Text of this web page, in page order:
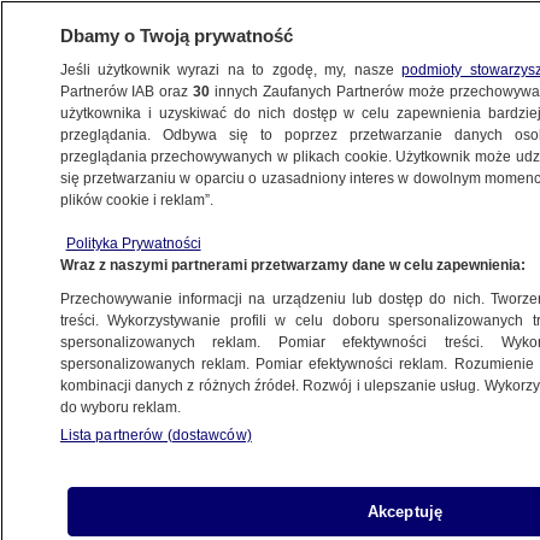
POLSKA
"Pomożemy wam odwołać tego człowieka"
10.11.2022, 18:26
Udostępnij
Dbamy o Twoją prywatność
Jeśli użytkownik wyrazi na to zgodę, my, naszepodmioty
Partnerów IAB oraz30 innych Zaufanych Partnerów może
użytkownika i uzyskiwać do nich dostęp w celu zapewnienia
przeglądania. Odbywa się to poprzez przetwarzanie danych
przeglądania przechowywanych w plikach cookie. Użytkownik może
się przetwarzaniu w oparciu o uzasadniony interes w dowolnym
plików cookie i reklam”.
Polityka Prywatności
Wraz z naszymi partnerami przetwarzamy dane w celu zapewnienia:
Przechowywanie informacji na urządzeniu lub dostęp do nich.
treści. Wykorzystywanie profili w celu doboru spersonalizowanych
spersonalizowanych reklam. Pomiar efektywności treści.
spersonalizowanych reklam. Pomiar efektywności reklam.
kombinacji danych z różnych źródeł. Rozwój i ulepszanie usług.
do wyboru reklam.
Lista partnerów (dostawców)
Akceptuję